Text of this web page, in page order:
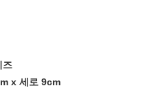
즈
x 세로 9cm